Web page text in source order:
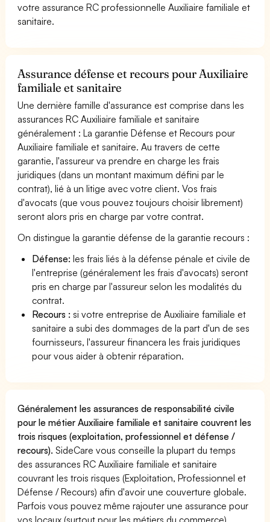
votre assurance RC professionnelle Auxiliaire familiale et
sanitaire.
Assurance défense et recours pour Auxiliaire
familiale et sanitaire
Une dernière famille d'assurance est comprise dans les
assurances RC Auxiliaire familiale et sanitaire
généralement : La garantie Défense et Recours pour
Auxiliaire familiale et sanitaire. Au travers de cette
garantie, l'assureur va prendre en charge les frais
juridiques (dans un montant maximum défini par le
contrat), lié à un litige avec votre client. Vos frais
d'avocats (que vous pouvez toujours choisir librement)
seront alors pris en charge par votre contrat.
On distingue la garantie défense de la garantie recours :
Défense: les frais liés à la défense pénale et civile de
l'entreprise (généralement les frais d'avocats) seront
pris en charge par l'assureur selon les modalités du
contrat.
Recours : si votre entreprise de Auxiliaire familiale et
sanitaire a subi des dommages de la part d'un de ses
fournisseurs, l'assureur financera les frais juridiques
pour vous aider à obtenir réparation.
Généralement les assurances de responsabilité civile
pour le métier Auxiliaire familiale et sanitaire couvrent les
trois risques (exploitation, professionnel et défense /
recours). SideCare vous conseille la plupart du temps
des assurances RC Auxiliaire familiale et sanitaire
couvrant les trois risques (Exploitation, Professionnel et
Défense / Recours) afin d'avoir une couverture globale.
Parfois vous pouvez même rajouter une assurance pour
vos locaux (surtout pour les métiers du commerce).